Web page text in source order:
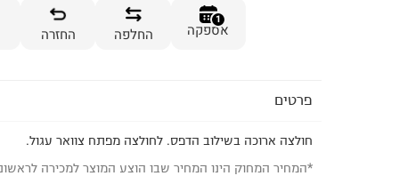
1
אספקה החלפה החזרה
פרטים
חולצה ארוכה בשילוב הדפס. לחולצה מפתח צוואר עגול.
*המחיר המחוק הינו המחיר שבו הוצע המוצר למכירה